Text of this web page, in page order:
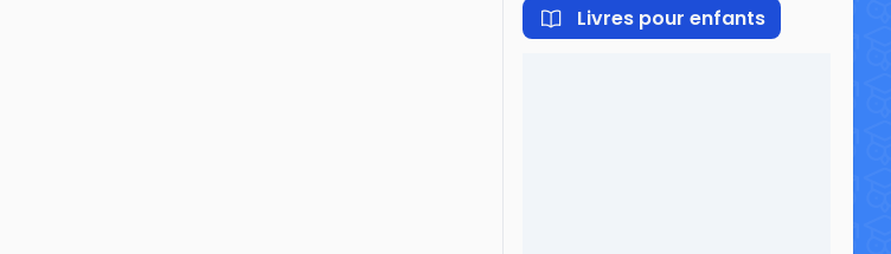
Livres pour enfants